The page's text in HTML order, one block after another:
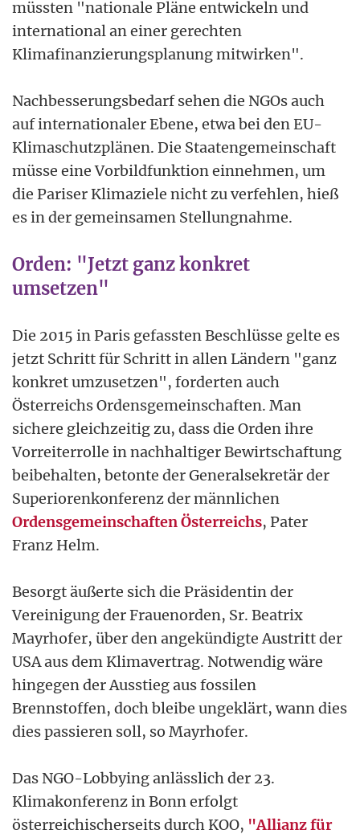
müssten "nationale Pläne entwickeln und
international an einer gerechten
Klimafinanzierungsplanung mitwirken".
Nachbesserungsbedarf sehen die NGOs auch
auf internationaler Ebene, etwa bei den EU-
Klimaschutzplänen. Die Staatengemeinschaft
müsse eine Vorbildfunktion einnehmen, um
die Pariser Klimaziele nicht zu verfehlen, hieß
es in der gemeinsamen Stellungnahme.
Orden: "Jetzt ganz konkret
umsetzen"
Die 2015 in Paris gefassten Beschlüsse gelte es
jetzt Schritt für Schritt in allen Ländern "ganz
konkret umzusetzen", forderten auch
Österreichs Ordensgemeinschaften. Man
sichere gleichzeitig zu, dass die Orden ihre
Vorreiterrolle in nachhaltiger Bewirtschaftung
beibehalten, betonte der Generalsekretär der
Superiorenkonferenz der männlichen
Ordensgemeinschaften Österreichs, Pater
Franz Helm.
Besorgt äußerte sich die Präsidentin der
Vereinigung der Frauenorden, Sr. Beatrix
Mayrhofer, über den angekündigte Austritt der
USA aus dem Klimavertrag. Notwendig wäre
hingegen der Ausstieg aus fossilen
Brennstoffen, doch bleibe ungeklärt, wann dies
dies passieren soll, so Mayrhofer.
Das NGO-Lobbying anlässlich der 23.
Klimakonferenz in Bonn erfolgt
österreichischerseits durch KOO, "Allianz für